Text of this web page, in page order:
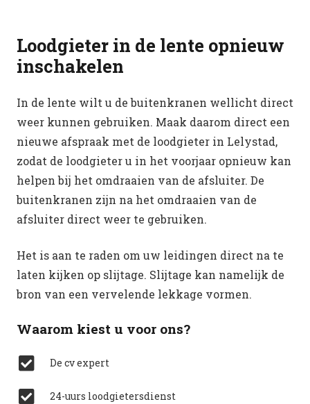
Loodgieter in de lente opnieuw
inschakelen
In de lente wilt u de buitenkranen wellicht direct
weer kunnen gebruiken. Maak daarom direct een
nieuwe afspraak met de loodgieter in Lelystad,
zodat de loodgieter u in het voorjaar opnieuw kan
helpen bij het omdraaien van de afsluiter. De
buitenkranen zijn na het omdraaien van de
afsluiter direct weer te gebruiken.
Het is aan te raden om uw leidingen direct na te
laten kijken op slijtage. Slijtage kan namelijk de
bron van een vervelende lekkage vormen.
Waarom kiest u voor ons?
De cv expert
24-uurs loodgietersdienst